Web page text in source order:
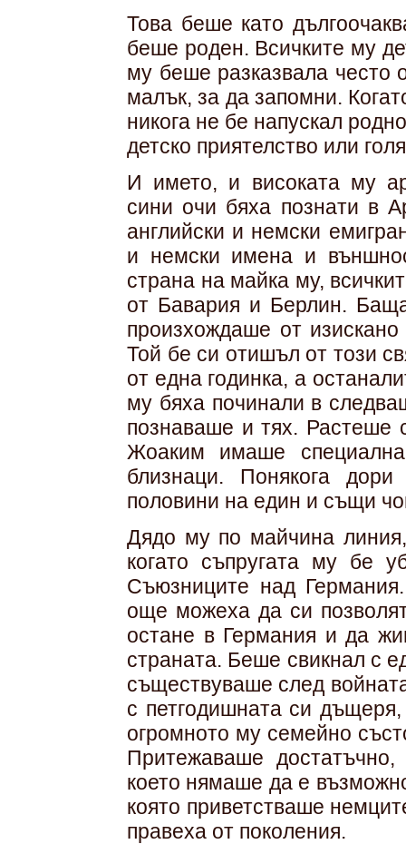
Това беше като
беше роден. Всичките му
му беше разказвала често
малък, за да запомни.
никога не бе напускал
детско приятелство или
И името, и високата му
сини очи бяха познати в
английски и немски
и немски имена и
страна на майка му,
от Бавария и Берлин.
произхождаше от
Той бе си отишъл от този
от една годинка, а
му бяха починали в
познаваше и тях. Растеше
Жоаким имаше
близнаци. Понякога
половини на един и същи
Дядо му по майчина
когато съпругата му бе
Съюзниците над
още можеха да си
остане в Германия и да
страната. Беше свикнал с
съществуваше след
с петгодишната си
огромното му семейно
Притежаваше
което нямаше да е
която приветстваше
правеха от поколения.